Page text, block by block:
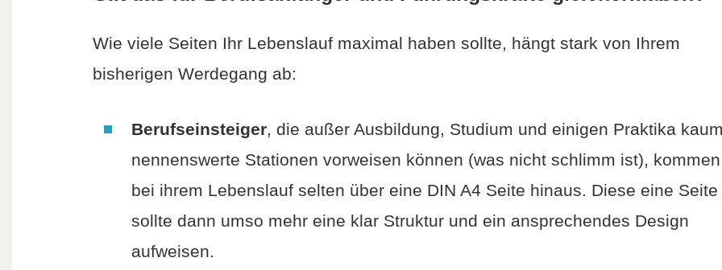
Wie viele Seiten Ihr Lebenslauf maximal haben sollte, hängt stark von Ihrem
bisherigen Werdegang ab:
Berufseinsteiger, die außer Ausbildung, Studium und einigen Praktika
nennenswerte Stationen vorweisen können (was nicht schlimm ist), kommen
bei ihrem Lebenslauf selten über eine DIN A4 Seite hinaus. Diese eine Seite
sollte dann umso mehr eine klar Struktur und ein ansprechendes Design
aufweisen.